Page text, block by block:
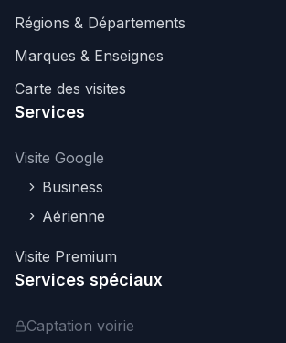
Régions & Départements
Marques & Enseignes
Carte des visites
Services
Visite Google
Business
Aérienne
Visite Premium
Services spéciaux
Captation voirie